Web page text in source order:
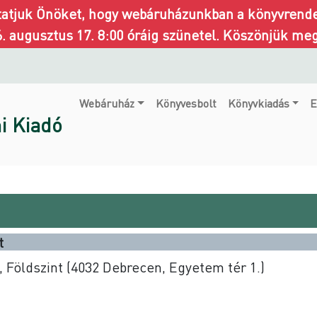
Önöket, hogy webáruházunkban a
augusztus 17. 8:00 óráig szünetel. Köszönjük
Kiadó
Webáruház Könyvesbolt Könyvkiadás
(4032 Debrecen, Egyetem tér 1.)